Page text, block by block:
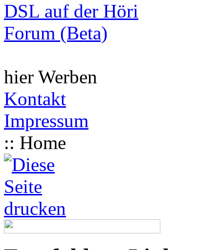
DSL auf der Höri
Forum (Beta)
hier Werben
Kontakt
Impressum
:: Home